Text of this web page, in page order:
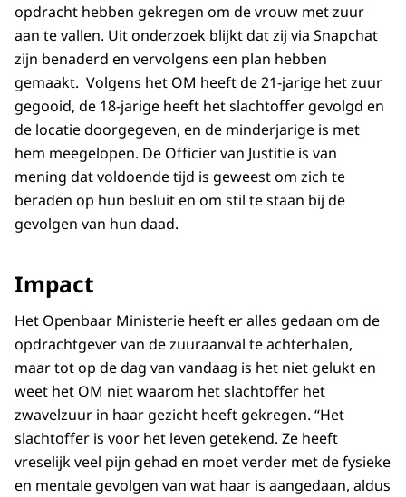
opdracht hebben gekregen om de vrouw met zuur
aan te vallen. Uit onderzoek blijkt dat zij via Snapchat
zijn benaderd en vervolgens een plan hebben
gemaakt. Volgens het OM heeft de 21-jarige het zuur
gegooid, de 18-jarige heeft het slachtoffer gevolgd en
de locatie doorgegeven, en de minderjarige is met
hem meegelopen. De Officier van Justitie is van
mening dat voldoende tijd is geweest om zich te
beraden op hun besluit en om stil te staan bij de
gevolgen van hun daad.
Impact
Het Openbaar Ministerie heeft er alles gedaan om de
opdrachtgever van de zuuraanval te achterhalen,
maar tot op de dag van vandaag is het niet gelukt en
weet het OM niet waarom het slachtoffer het
zwavelzuur in haar gezicht heeft gekregen. “Het
slachtoffer is voor het leven getekend. Ze heeft
vreselijk veel pijn gehad en moet verder met de fysieke
en mentale gevolgen van wat haar is aangedaan, aldus